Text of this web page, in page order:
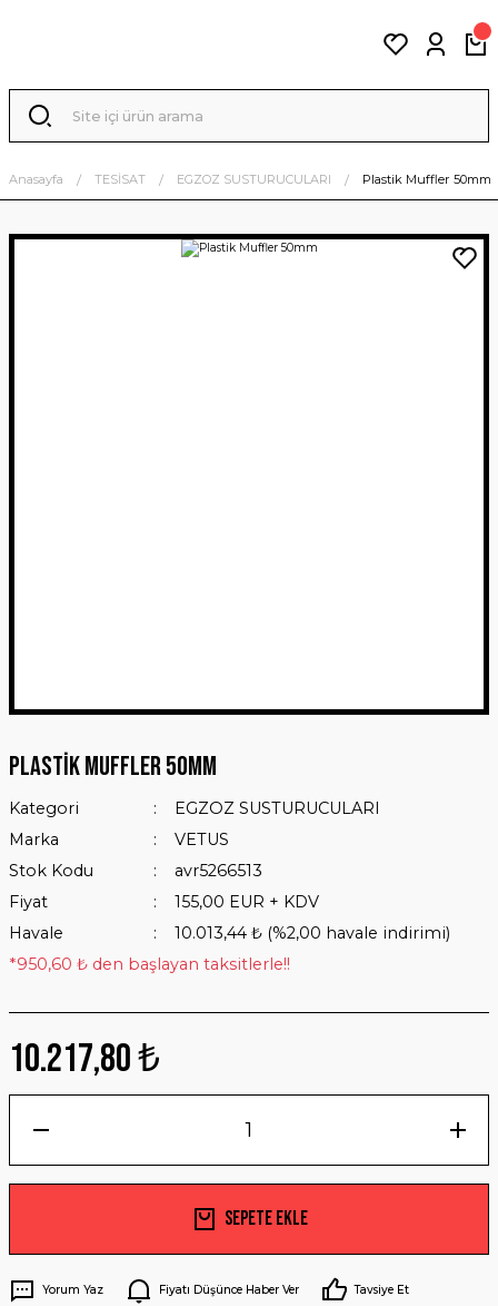
Anasayfa TESİSAT EGZOZ SUSTURUCULARI Plastik Muffler 50mm
Plastik Muffler 50mm
Kategori
EGZOZ SUSTURUCULARI
Marka
VETUS
Stok Kodu
avr5266513
Fiyat
155,00 EUR + KDV
Havale
10.013,44 ₺ (%2,00 havale indirimi)
*950,60 ₺ den başlayan taksitlerle!!
10.217,80 ₺
Sepete Ekle
Yorum Yaz Fiyatı Düşünce Haber Ver Tavsiye Et